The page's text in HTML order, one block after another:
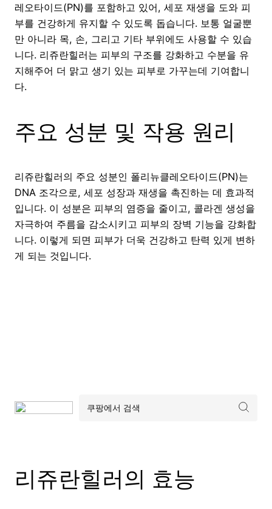
레오타이드(PN)를 포함하고 있어, 세포 재생을 도와 피
부를 건강하게 유지할 수 있도록 돕습니다. 보통 얼굴뿐
만 아니라 목, 손, 그리고 기타 부위에도 사용할 수 있습
니다. 리쥬란힐러는 피부의 구조를 강화하고 수분을 유
지해주어 더 맑고 생기 있는 피부로 가꾸는데 기여합니
다.
주요 성분 및 작용 원리
리쥬란힐러의 주요 성분인 폴리뉴클레오타이드(PN)는
DNA 조각으로, 세포 성장과 재생을 촉진하는 데 효과적
입니다. 이 성분은 피부의 염증을 줄이고, 콜라겐 생성을
자극하여 주름을 감소시키고 피부의 장벽 기능을 강화합
니다. 이렇게 되면 피부가 더욱 건강하고 탄력 있게 변하
게 되는 것입니다.
리쥬란힐러의 효능